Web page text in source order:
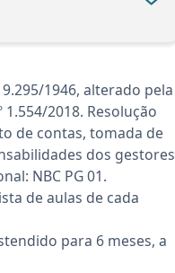
1946, alterado pela
1.554/2018. Resolução
de contas, tomada de
dos gestores
NBC PG 01.
de aulas de cada
para 6 meses, a